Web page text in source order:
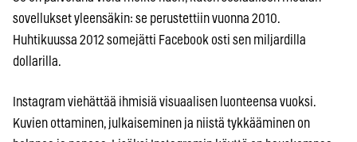
sovellukset yleensäkin: se perustettiin vuonna 2010.
Huhtikuussa 2012 somejätti Facebook osti sen miljardilla
dollarilla.
Instagram viehättää ihmisiä visuaalisen luonteensa vuoksi.
Kuvien ottaminen, julkaiseminen ja niistä tykkääminen on